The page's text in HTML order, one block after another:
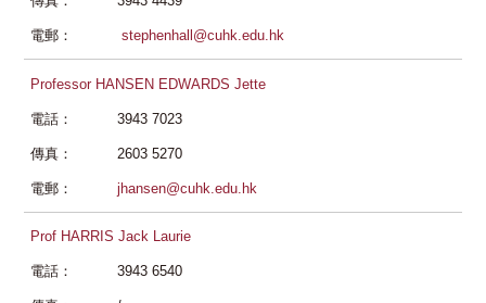
電郵： stephenhall@cuhk.edu.hk
Professor HANSEN EDWARDS Jette
電話： 3943 7023
傳真： 2603 5270
電郵： jhansen@cuhk.edu.hk
Prof HARRIS Jack Laurie
電話： 3943 6540